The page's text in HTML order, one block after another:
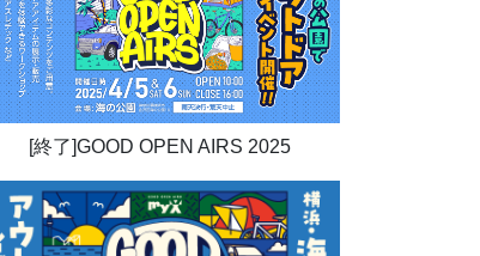
[終了]GOOD OPEN AIRS 2025